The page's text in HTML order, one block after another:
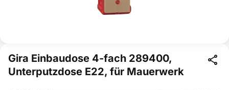
Gira Einbaudose 4-fach 289400,
Unterputzdose E22, für Mauerwerk